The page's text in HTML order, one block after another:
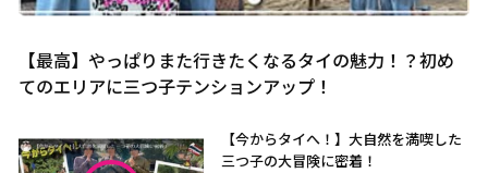
【最高】やっぱりまた行きたくなるタイの魅力！？初め
てのエリアに三つ子テンションアップ！
【今からタイへ！】大自然を満喫した
三つ子の大冒険に密着！